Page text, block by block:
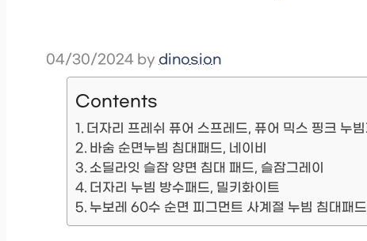
04/30/2024 by dinosion
Contents
더자리 프레쉬 퓨어 스프레드, 퓨어 믹스 핑크 누
바숨 순면누빔 침대패드, 네이비
소딜라잇 슬잠 양면 침대 패드, 슬잠그레이
더자리 누빔 방수패드, 밀키화이트
누보레 60수 순면 피그먼트 사계절 누빔 침대패